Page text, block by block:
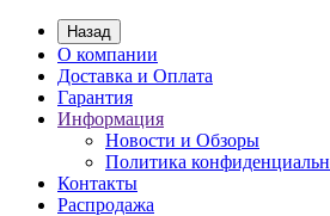
Назад
О компании
Доставка и Оплата
Гарантия
Информация
Новости и Обзоры
Политика
Контакты
Распродажа